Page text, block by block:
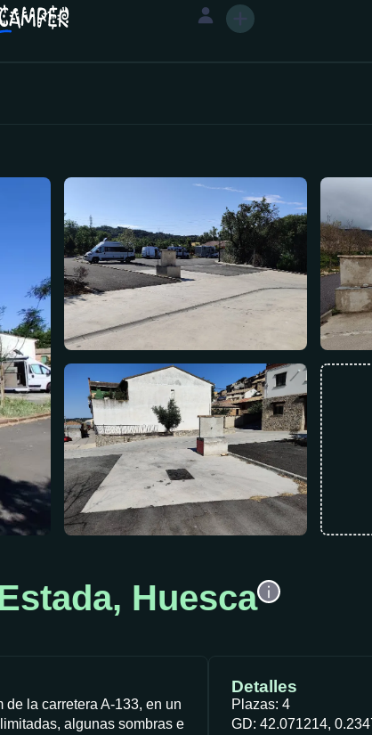
Huesca
la carretera A-133, en un
algunas sombras e
Detalles
Plazas: 4
GD: 42.071214,